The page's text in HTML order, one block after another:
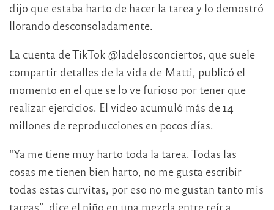
dijo que estaba harto de hacer la tarea y lo demostró
llorando desconsoladamente.
La cuenta de TikTok @ladelosconciertos, que suele
compartir detalles de la vida de Matti, publicó el
momento en el que se lo ve furioso por tener que
realizar ejercicios. El video acumuló más de 14
millones de reproducciones en pocos días.
“Ya me tiene muy harto toda la tarea. Todas las
cosas me tienen bien harto, no me gusta escribir
todas estas curvitas, por eso no me gustan tanto mis
tareas”, dice el niño en una mezcla entre reír a